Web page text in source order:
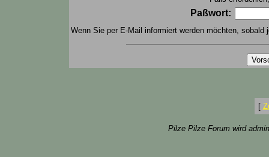
Paßwort:
Wenn Sie per E-Mail informiert werden möchten,
[
Pilze Pilze Forum wird